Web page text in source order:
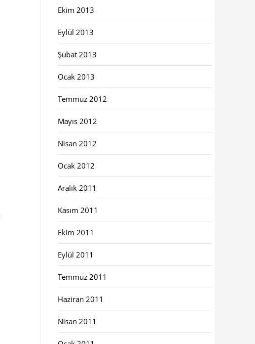
Ekim 2013
Eylül 2013
Şubat 2013
Ocak 2013
Temmuz 2012
Mayıs 2012
Nisan 2012
Ocak 2012
Aralık 2011
Kasım 2011
Ekim 2011
Eylül 2011
Temmuz 2011
Haziran 2011
Nisan 2011